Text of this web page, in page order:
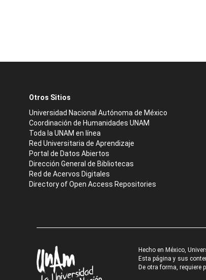
Otros Sitios
Universidad Nacional Autónoma de México
Coordinación de Humanidades UNAM
Toda la UNAM en línea
Red Universitaria de Aprendizaje
Portal de Datos Abiertos
Dirección General de Bibliotecas
Red de Acervos Digitales
Directory of Open Access Repositories
Hecho en México,
Esta página y sus
De otra forma, requiere